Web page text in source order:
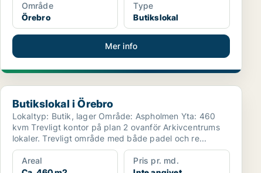
Område
Örebro
Type
Butikslokal
Mer info
Butikslokal i Örebro
Butikslokal i Örebro
Lokaltyp: Butik, lager Område: Aspholmen Yta: 460
kvm Trevligt kontor på plan 2 ovanför Arkivcentrums
lokaler. Trevligt område med både padel och re...
Areal
Pris pr. md.